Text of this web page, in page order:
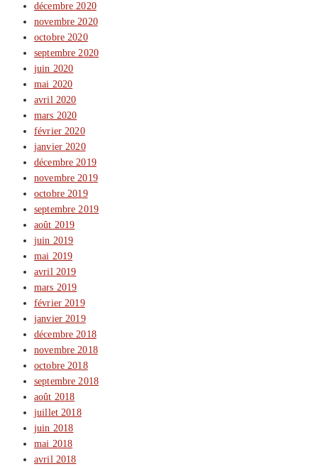
décembre 2020
novembre 2020
octobre 2020
septembre 2020
juin 2020
mai 2020
avril 2020
mars 2020
février 2020
janvier 2020
décembre 2019
novembre 2019
octobre 2019
septembre 2019
août 2019
juin 2019
mai 2019
avril 2019
mars 2019
février 2019
janvier 2019
décembre 2018
novembre 2018
octobre 2018
septembre 2018
août 2018
juillet 2018
juin 2018
mai 2018
avril 2018